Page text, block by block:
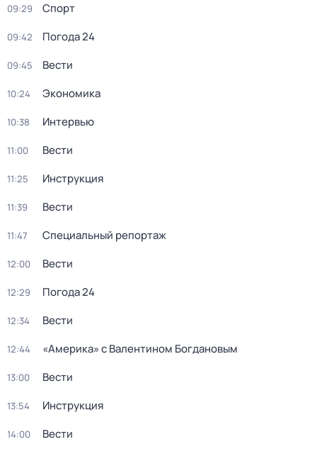
09:29 Спорт
09:42 Погода 24
09:45 Вести
10:24 Экономика
10:38 Интервью
11:00 Вести
11:25 Инструкция
11:39 Вести
11:47 Специальный репортаж
12:00 Вести
12:29 Погода 24
12:34 Вести
12:44 «Америка» с Валентином Богдановым
13:00 Вести
13:54 Инструкция
14:00 Вести